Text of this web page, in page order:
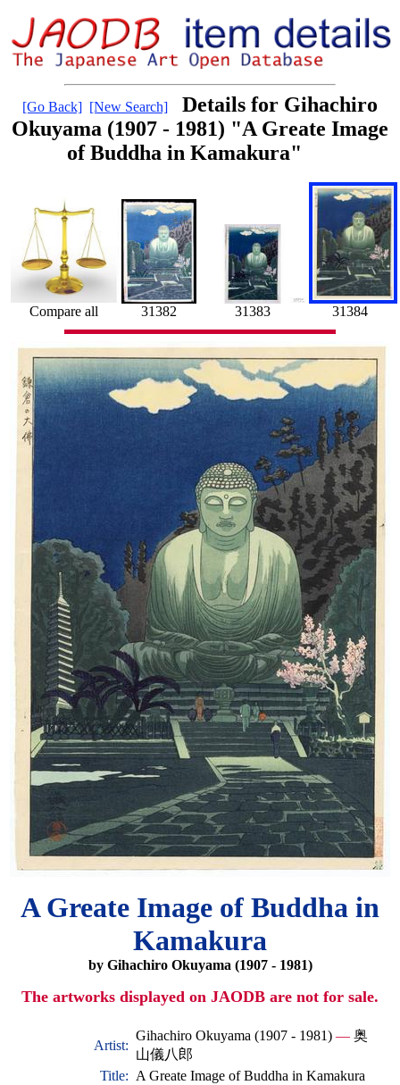
[Go Back] [New Search]
Details for Gihachiro
Okuyama (1907 - 1981) "A Greate Image
of Buddha in Kamakura"
Compare all 31382 31383 31384
A Greate Image of Buddha in
Kamakura
by Gihachiro Okuyama (1907 - 1981)
The artworks displayed on JAODB are not for sale.
Artist:
Gihachiro Okuyama (1907 - 1981) — 奥
山儀八郎
Title: A Greate Image of Buddha in Kamakura